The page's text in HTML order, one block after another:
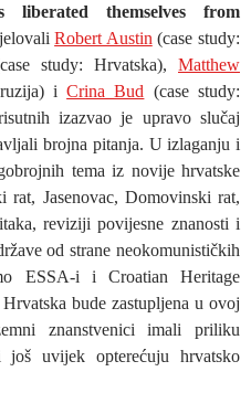
liberated themselves from
Robert Austin (case study:
study: Hrvatska), Matthew
iCrina Bud (case study:
izazvao je upravo slučaj
brojna pitanja. U izlaganju i
tema iz novije hrvatske
Jasenovac, Domovinski rat,
reviziji povijesne znanosti i
od strane neokomunističkih
ESSA-i i Croatian Heritage
bude zastupljena u ovoj
znanstvenici imali priliku
uvijek opterećuju hrvatsko